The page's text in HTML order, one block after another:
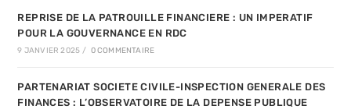
REPRISE DE LA PATROUILLE FINANCIERE : UN IMPERATIF
POUR LA GOUVERNANCE EN RDC
9 JANVIER 2025 / 0 COMMENTAIRE
PARTENARIAT SOCIETE CIVILE-INSPECTION GENERALE DES
FINANCES : L’OBSERVATOIRE DE LA DEPENSE PUBLIQUE